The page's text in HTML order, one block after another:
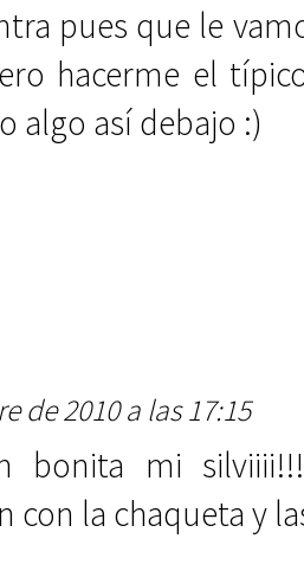
pues que le
hacerme el
algo así debajo :)
de 2010 a las 17:15
bonita mi
con la chaqueta y